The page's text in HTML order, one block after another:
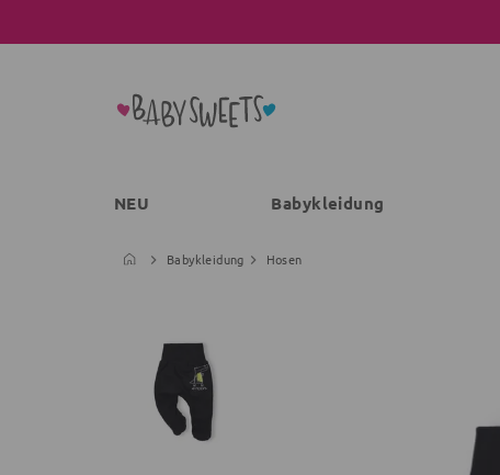
NEU Babykleidung
Babykleidung Hosen